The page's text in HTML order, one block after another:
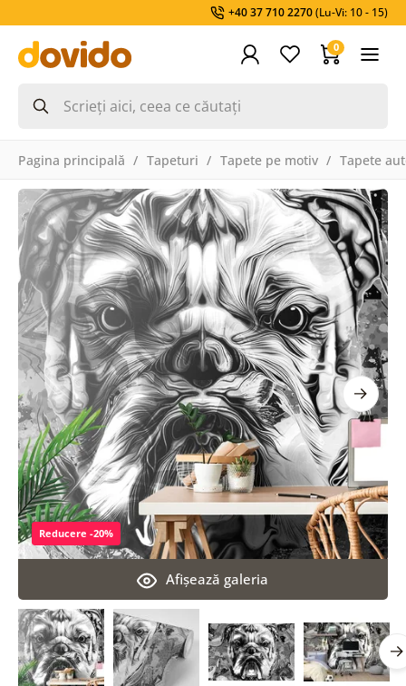
+40 37 710 2270(Lu-Vi: 10 - 15)
0
Pagina principală Tapeturi Tapete pe motiv Tapete
Afişează galeria
Reducere -20%